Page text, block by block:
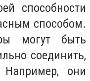
способности
способом.
могут быть
соединить,
Например, они